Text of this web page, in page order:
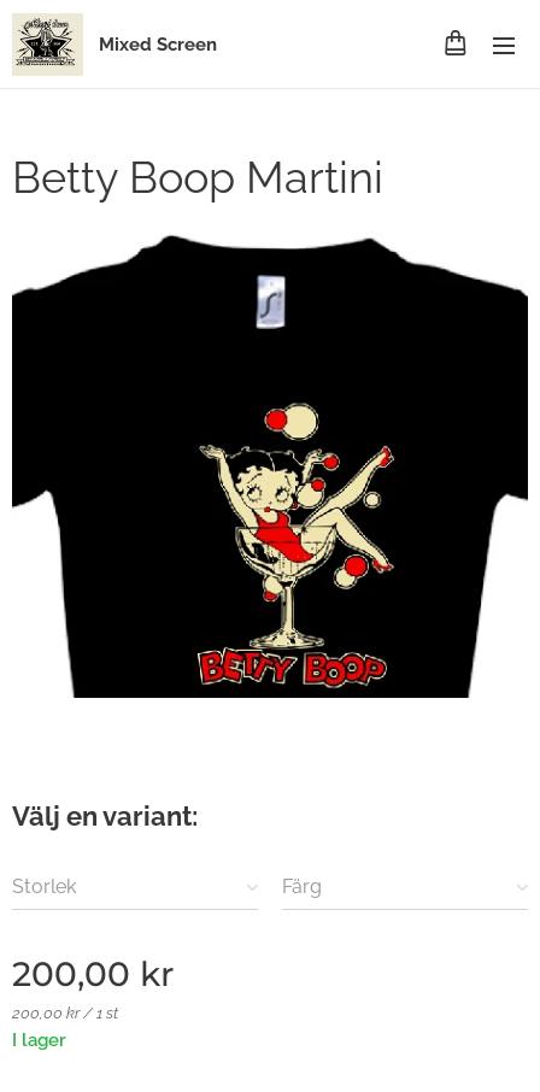
Mixed Screen
Betty Boop Martini
Välj en variant:
Storlek Färg
200,00 kr
200,00 kr / 1 st
I lager